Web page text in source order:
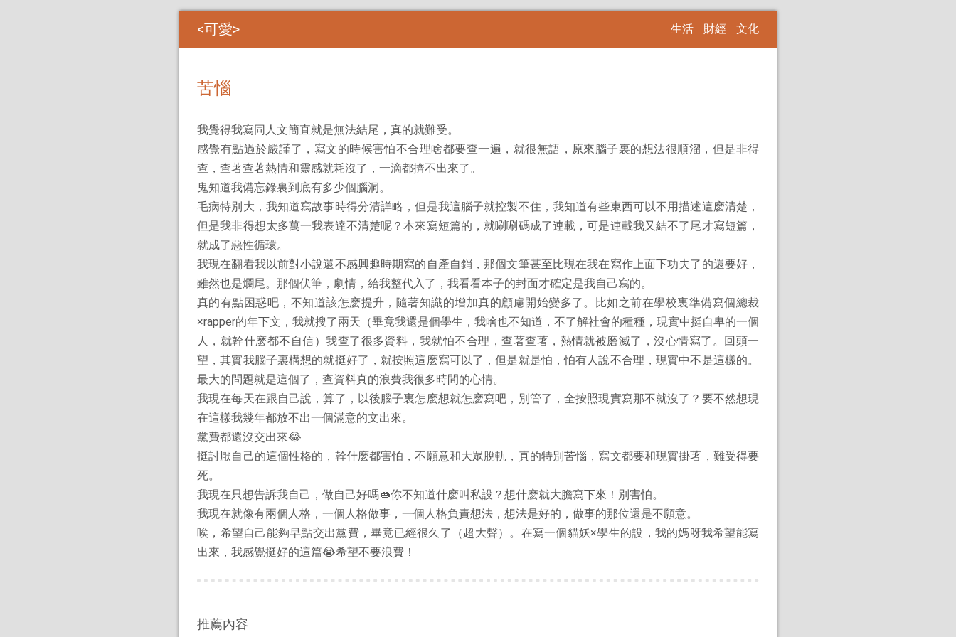
可愛 生活 財經 文化
苦惱
我覺得我寫同人文簡直就是無法結尾，真的就難受。
感覺有點過於嚴謹了，寫文的時候害怕不合理啥都要查一遍，就很無語，原來腦子裏的想法很順溜，但是非得
查，查著查著熱情和靈感就耗沒了，一滴都擠不出來了。
鬼知道我備忘錄裏到底有多少個腦洞。
毛病特別大，我知道寫故事時得分清詳略，但是我這腦子就控製不住，我知道有些東西可以不用描述這麽清楚，
但是我非得想太多萬一我表達不清楚呢？本來寫短篇的，就唰唰碼成了連載，可是連載我又結不了尾才寫短篇，
就成了惡性循環。
我現在翻看我以前對小說還不感興趣時期寫的自產自銷，那個文筆甚至比現在我在寫作上面下功夫了的還要好，
雖然也是爛尾。那個伏筆，劇情，給我整代入了，我看看本子的封面才確定是我自己寫的。
真的有點困惑吧，不知道該怎麽提升，隨著知識的增加真的顧慮開始變多了。比如之前在學校裏準備寫個總裁
×rapper的年下文，我就搜了兩天（畢竟我還是個學生，我啥也不知道，不了解社會的種種，現實中挺自卑的一個
人，就幹什麽都不自信）我查了很多資料，我就怕不合理，查著查著，熱情就被磨滅了，沒心情寫了。回頭一
望，其實我腦子裏構想的就挺好了，就按照這麽寫可以了，但是就是怕，怕有人說不合理，現實中不是這樣的。
最大的問題就是這個了，查資料真的浪費我很多時間的心情。
我現在每天在跟自己說，算了，以後腦子裏怎麽想就怎麽寫吧，別管了，全按照現實寫那不就沒了？要不然想現
在這樣我幾年都放不出一個滿意的文出來。
黨費都還沒交出來😂
挺討厭自己的這個性格的，幹什麽都害怕，不願意和大眾脫軌，真的特別苦惱，寫文都要和現實掛著，難受得要
死。
我現在只想告訴我自己，做自己好嗎👄你不知道什麽叫私設？想什麽就大膽寫下來！別害怕。
我現在就像有兩個人格，一個人格做事，一個人格負責想法，想法是好的，做事的那位還是不願意。
唉，希望自己能夠早點交出黨費，畢竟已經很久了（超大聲）。在寫一個貓妖×學生的設，我的媽呀我希望能寫
出來，我感覺挺好的這篇😭希望不要浪費！
推薦內容